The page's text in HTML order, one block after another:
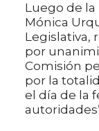
Luego de
Mónica
Legislativa,
por
Comisión
por la
el día de la